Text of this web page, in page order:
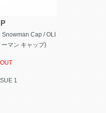
Cap / OLI
マン キャップ)
1